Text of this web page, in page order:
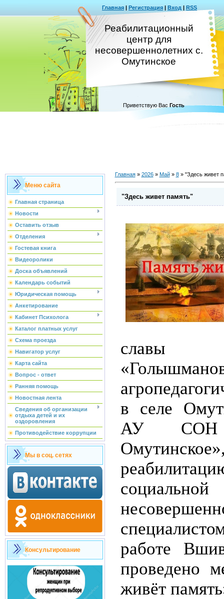
Главная | Регистрация | Вход | RSS
Реабилитационный
центр для
несовершеннолетних с.
Омутинское
Приветствую Вас Гость
Меню сайта
Главная страница
Новости
Оставить отзыв
Отделения
Гостевая книга
Видеоролики
Доска объявлений
Календарь событий
Юридическая помощь
Анкетирование
Кабинет Психолога
Каталог платных услуг
Схема проезда
Навигатор услуг
Карта сайта
Вопрос - ответ
Ранняя помощь
Новостная лента
Сведения об организации
отдыха детей и их
оздоровления
Противодействие коррупции
Мы в соц. сетях
Консультирование
Главная» 2026 » Май » 8» "Здесь живет
"Здесь живет память"
славы
в селе
АУ
работе
проведено
живёт